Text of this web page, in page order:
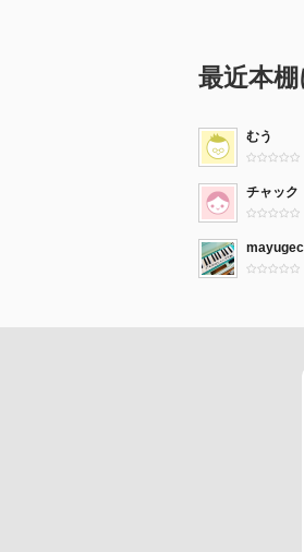
最近本
むう
チャック